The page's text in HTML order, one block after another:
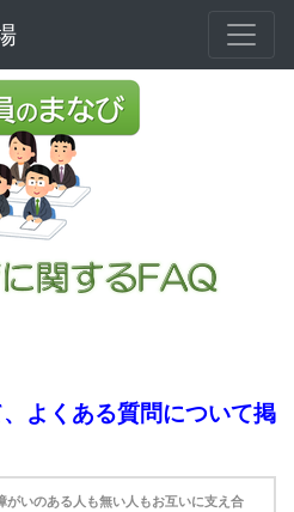
よくある質問について掲
がいのある人も無い人もお互いに支え合